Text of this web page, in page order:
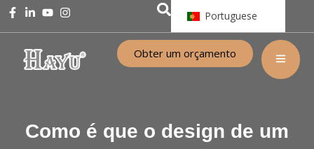
Portuguese
Obter um orçamento
Como é que o design de um